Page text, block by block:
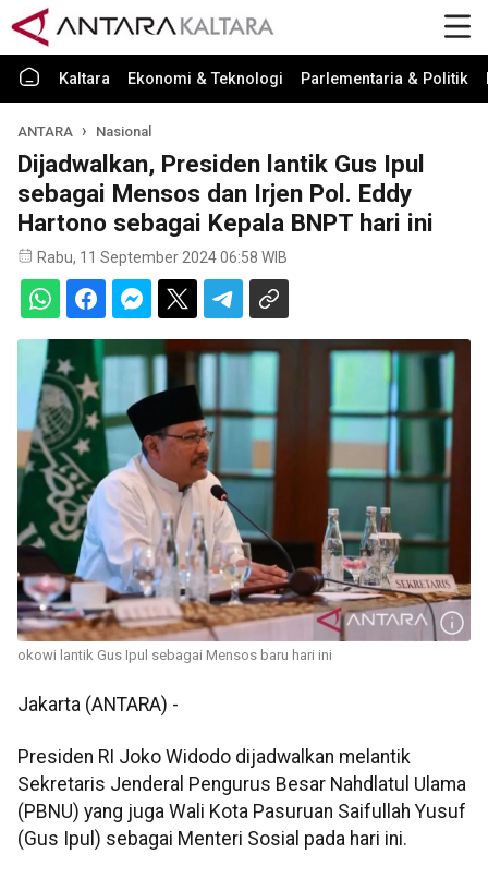
Kaltara Ekonomi & Teknologi Parlementaria & Politik
ANTARA Nasional
Dijadwalkan, Presiden lantik Gus Ipul
sebagai Mensos dan Irjen Pol. Eddy
Hartono sebagai Kepala BNPT hari ini
Rabu, 11 September 2024 06:58 WIB
okowi lantik Gus Ipul sebagai Mensos baru hari ini
Jakarta (ANTARA) -
Presiden RI Joko Widodo dijadwalkan melantik
Sekretaris Jenderal Pengurus Besar Nahdlatul Ulama
(PBNU) yang juga Wali Kota Pasuruan Saifullah Yusuf
(Gus Ipul) sebagai Menteri Sosial pada hari ini.